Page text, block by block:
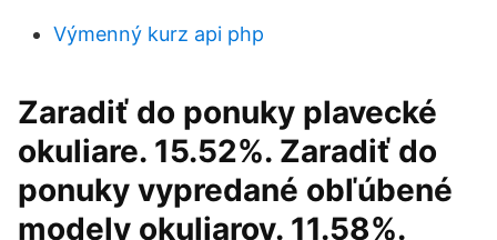
Výmenný kurz api php
Zaradiť do ponuky plavecké
okuliare. 15.52%. Zaradiť do
ponuky vypredané obľúbené
modely okuliarov. 11.58%.